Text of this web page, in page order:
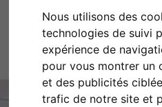
Nous utilisons des
technologies de suivi
expérience de
pour vous montrer un
et des publicités
trafic de notre site et
CADRE
CADRE